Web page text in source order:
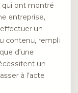
qui ont montré
entreprise,
un
contenu, rempli
d’une
un
à l’acte